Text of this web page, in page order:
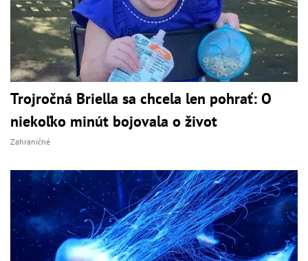
Trojročná Briella sa chcela len pohrať: O
niekoľko minút bojovala o život
Zahraničné